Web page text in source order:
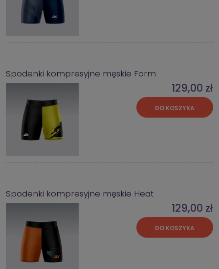
Spodenki kompresyjne męskie Form
129,00 zł
DO KOSZYKA
Spodenki kompresyjne męskie Heat
129,00 zł
DO KOSZYKA